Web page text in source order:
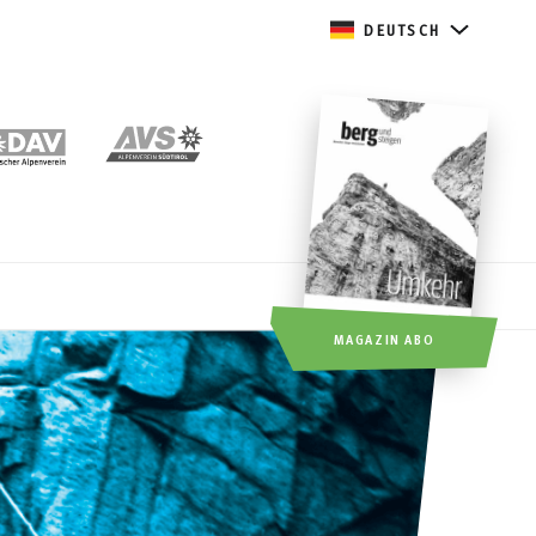
DEUTSCH
MAGAZIN ABO